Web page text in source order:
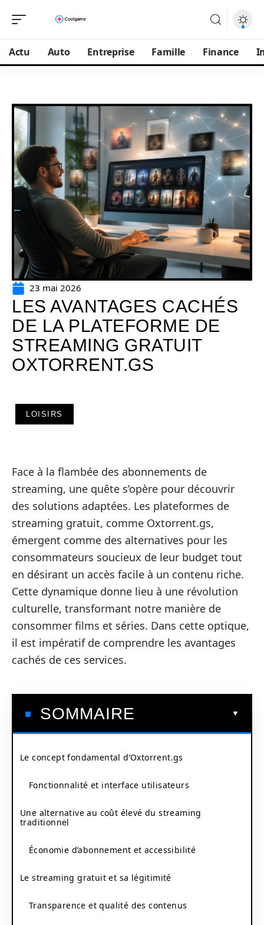
Actu Auto Entreprise Famille Finance
23 mai 2026
LES AVANTAGES CACHÉS
DE LA PLATEFORME DE
STREAMING GRATUIT
OXTORRENT.GS
LOISIRS
Face à la flambée des abonnements de
streaming, une quête s’opère pour découvrir
des solutions adaptées. Les plateformes de
streaming gratuit, comme Oxtorrent.gs,
émergent comme des alternatives pour les
consommateurs soucieux de leur budget tout
en désirant un accès facile à un contenu riche.
Cette dynamique donne lieu à une révolution
culturelle, transformant notre manière de
consommer films et séries. Dans cette optique,
il est impératif de comprendre les avantages
cachés de ces services.
SOMMAIRE
Le concept fondamental d’Oxtorrent.gs
Fonctionnalité et interface utilisateurs
Une alternative au coût élevé du streaming
traditionnel
Économie d’abonnement et accessibilité
Le streaming gratuit et sa légitimité
Transparence et qualité des contenus